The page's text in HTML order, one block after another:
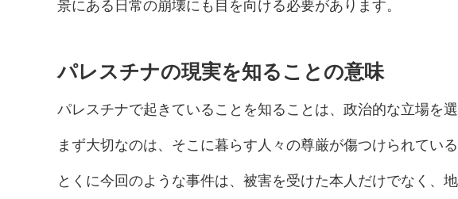
景にある日常の崩壊にも目を向ける必要があります。
パレスチナの現実を知ることの意味
パレスチナで起きていることを知ることは、政治的な立場を
まず大切なのは、そこに暮らす人々の尊厳が傷つけられてい
とくに今回のような事件は、被害を受けた本人だけでなく、